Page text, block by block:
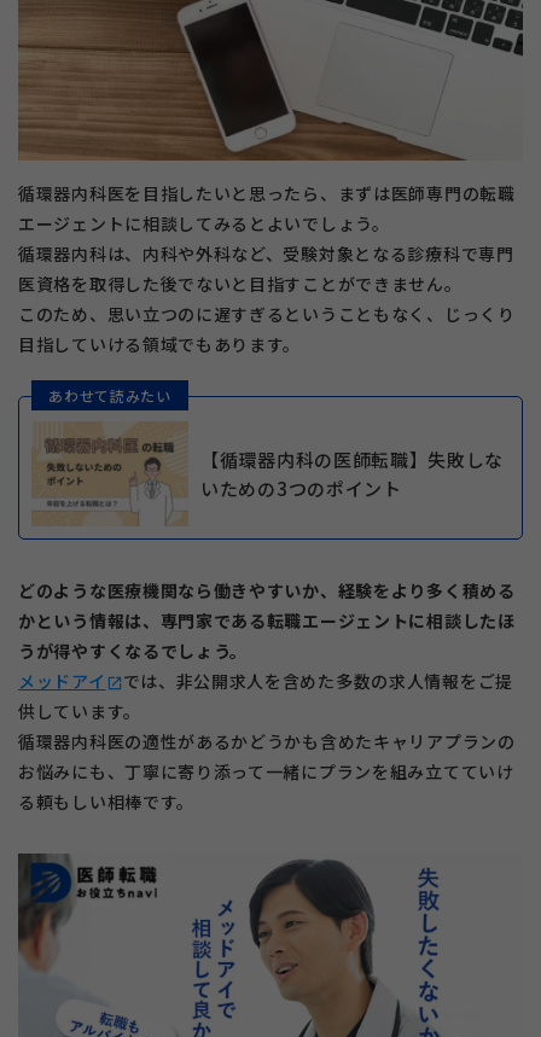
循環器内科医を目指したいと思ったら、まずは医師専門の転職
エージェントに相談してみるとよいでしょう。
循環器内科は、内科や外科など、受験対象となる診療科で専門
医資格を取得した後でないと目指すことができません。
このため、思い立つのに遅すぎるということもなく、じっくり
目指していける領域でもあります。
あわせて読みたい
【循環器内科の医師転職】失敗しな
いための3つのポイント
どのような医療機関なら働きやすいか、経験をより多く積める
かという情報は、専門家である転職エージェントに相談したほ
うが得やすくなるでしょう。
メッドアイ open_in_newでは、非公開求人を含めた多数の求人情報をご提
供しています。
循環器内科医の適性があるかどうかも含めたキャリアプランの
お悩みにも、丁寧に寄り添って一緒にプランを組み立てていけ
る頼もしい相棒です。